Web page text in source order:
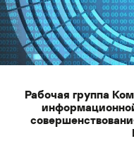
Рабочая группа